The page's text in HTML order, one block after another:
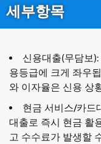
세부항목
신용대출(무담보
용등급에 크게 좌우
와 이자율은 신용 상
현금 서비스/카드
대출로 즉시 현금 활
고 수수료가 발생할